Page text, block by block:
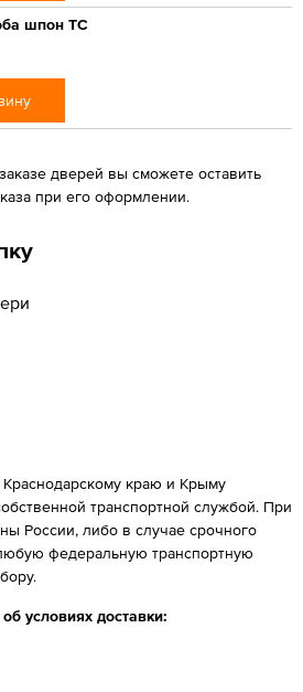
шпон ТС
дверей вы сможете оставить
при его оформлении.
Краснодарскому краю и Крыму
транспортной службой. При
России, либо в случае срочного
федеральную транспортную
условиях доставки: